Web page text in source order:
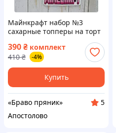
Майнкрафт набор №3
сахарные топперы на торт
мастике большой розовый
набор розовые топеры
390₴ комплект
410 ₴ -4%
Купить
«Браво пряник»
5
Апостолово